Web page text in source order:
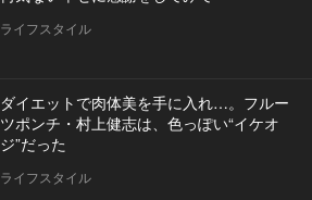
ライフスタイル
ダイエットで肉体美を手に入れ…。フルー
ツポンチ・村上健志は、色っぽい“イケオ
ジ”だった
ライフスタイル